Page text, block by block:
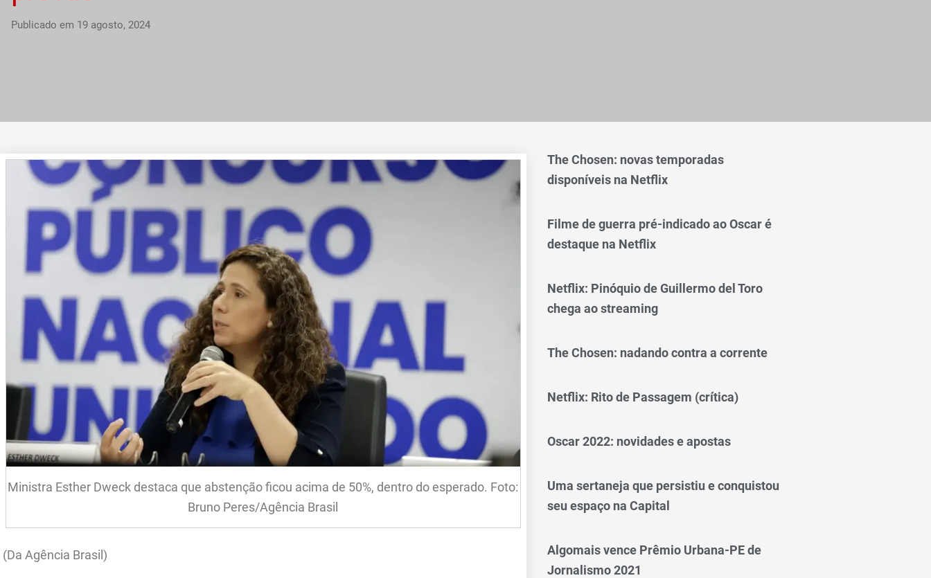
Publicado em 19 agosto, 2024
Ministra Esther Dweck destaca que abstenção ficou acima de 50%, dentro do esperado. Foto:
Bruno Peres/Agência Brasil
(Da Agência Brasil)
The Chosen: novas temporadas
disponíveis na Netflix
Filme de guerra pré-indicado ao Oscar é
destaque na Netflix
Netflix: Pinóquio de Guillermo del Toro
chega ao streaming
The Chosen: nadando contra a corrente
Netflix: Rito de Passagem (crítica)
Oscar 2022: novidades e apostas
Uma sertaneja que persistiu e conquistou
seu espaço na Capital
Algomais vence Prêmio Urbana-PE de
Jornalismo 2021